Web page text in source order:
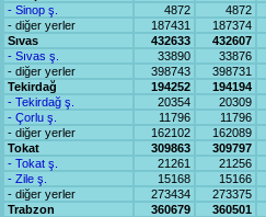
- Sinop ş.
4872 4872
- diğer yerler
187431 187374
Sıvas
432633 432607
- Sıvas ş.
33890 33876
- diğer yerler
398743 398731
Tekirdağ
194252 194194
- Tekirdağ ş.
20354 20309
- Çorlu ş.
11796 11796
- diğer yerler
162102 162089
Tokat
309863 309797
- Tokat ş.
21261 21256
- Zile ş.
15168 15166
- diğer yerler
273434 273375
Trabzon
360679 360501